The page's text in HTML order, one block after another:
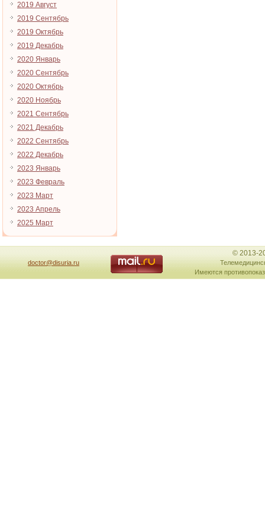
2019 Август
2019 Сентябрь
2019 Октябрь
2019 Декабрь
2020 Январь
2020 Сентябрь
2020 Октябрь
2020 Ноябрь
2021 Сентябрь
2021 Декабрь
2022 Сентябрь
2022 Декабрь
2023 Январь
2023 Февраль
2023 Март
2023 Апрель
2025 Март
doctor@disuria.ru
© 2013-
Имеются